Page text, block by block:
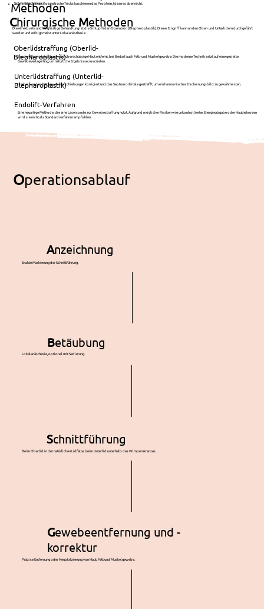
Methoden
Schminktechniken:Kosmetische Tricks kaschieren das Problem, lösen es aber nicht.
Chirurgische Methoden
Die effektivste und langfristige Behandlung ist die Schlupflider-Operation (Blepharoplastik). Dieser Eingriff kann an den Ober- und Unterlidern durchgeführt
werden und erfolgt meist unter Lokalanästhesie.
Oberlidstraffung (Oberlid-
Blepharoplastik)
Bei der Oberlidstraffung wird überschüssige Haut entfernt, bei Bedarf auch Fett- und Muskelgewebe. Die moderne Technik setzt auf eine gezielte
Gewebeverlagerung, um natürliche Ergebnisse zu erzielen.
Unterlidstraffung (Unterlid-
Blepharoplastik)
Hierbei werden Fettgewebsverschiebungen korrigiert und das Septum orbitale gestrafft, um ein harmonisches Erscheinungsbild zu gewährleisten.
Endolift-Verfahren
Eine neuartige Methode, die eine Lasersonde zur Gewebestraffung nutzt. Aufgrund möglicher Risiken wie unkontrollierter Energieabgabe oder Hautnekrosen
wird sie nicht als Standardverfahren empfohlen.
Operationsablauf
Anzeichnung
Exakte Markierung der Schnittführung.
Betäubung
Lokalanästhesie, optional mit Sedierung.
Schnittführung
Beim Oberlid in der natürlichen Lidfalte, beim Unterlid unterhalb des Wimpernkranzes.
Gewebeentfernung und -
korrektur
Präzise Entfernung oder Neuplatzierung von Haut, Fett und Muskelgewebe.